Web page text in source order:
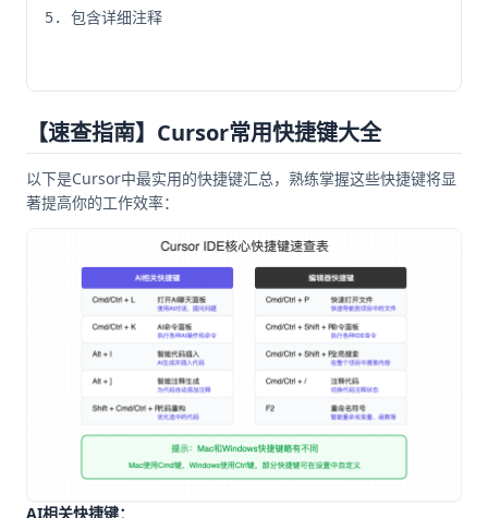
包含详细注释
【速查指南】Cursor常用快捷键大全
以下是Cursor中最实用的快捷键汇总，熟练掌握这些快捷键将显
著提高你的工作效率：
AI相关快捷键：